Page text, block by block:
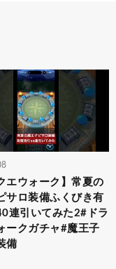
エウォーク】常夏の
サロ装備ふくびき有
連引いてみた2#ドラ
ークガチャ#魔王子
備